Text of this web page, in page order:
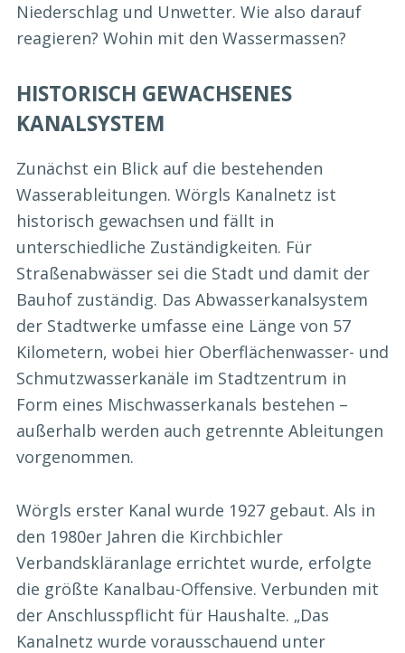
Niederschlag und Unwetter. Wie also darauf
reagieren? Wohin mit den Wassermassen?
HISTORISCH GEWACHSENES
KANALSYSTEM
Zunächst ein Blick auf die bestehenden
Wasserableitungen. Wörgls Kanalnetz ist
historisch gewachsen und fällt in
unterschiedliche Zuständigkeiten. Für
Straßenabwässer sei die Stadt und damit der
Bauhof zuständig. Das Abwasserkanalsystem
der Stadtwerke umfasse eine Länge von 57
Kilometern, wobei hier Oberflächenwasser- und
Schmutzwasserkanäle im Stadtzentrum in
Form eines Mischwasserkanals bestehen –
außerhalb werden auch getrennte Ableitungen
vorgenommen.
Wörgls erster Kanal wurde 1927 gebaut. Als in
den 1980er Jahren die Kirchbichler
Verbandskläranlage errichtet wurde, erfolgte
die größte Kanalbau-Offensive. Verbunden mit
der Anschlusspflicht für Haushalte. „Das
Kanalnetz wurde vorausschauend unter